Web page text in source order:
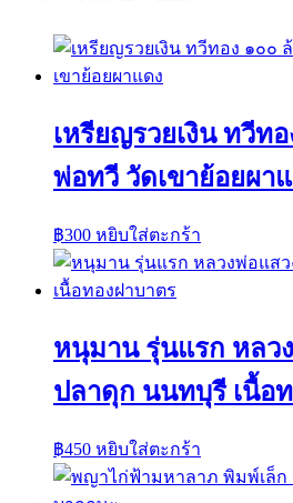
เหรียญรวยเงิน ทวีท
พ่อทวี วัดเขาย้อยผา
฿300 หยิบใส่ตะกร้า
หนุมาน รุ่นแรก หลว
ปลาดุก นนทบุรี เนื้อ
฿450 หยิบใส่ตะกร้า